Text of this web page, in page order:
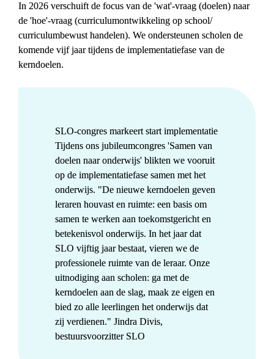
In 2026 verschuift de focus van de 'wat'-vraag (doelen) naar
de 'hoe'-vraag (curriculumontwikkeling op school/
curriculumbewust handelen). We ondersteunen scholen de
komende vijf jaar tijdens de implementatiefase van de
kerndoelen.
SLO-congres markeert start implementatie
Tijdens ons jubileum­congres 'Samen van
doelen naar onderwijs' blikten we vooruit
op de implementatie­fase samen met het
onderwijs. "De nieuwe kerndoelen geven
leraren houvast en ruimte: een basis om
samen te werken aan toekomst­gericht en
betekenisvol onderwijs. In het jaar dat
SLO vijftig jaar bestaat, vieren we de
professionele ruimte van de leraar. Onze
uitnodiging aan scholen: ga met de
kerndoelen aan de slag, maak ze eigen en
bied zo alle leerlingen het onderwijs dat
zij verdienen." Jindra Divis,
bestuursvoorzitter SLO